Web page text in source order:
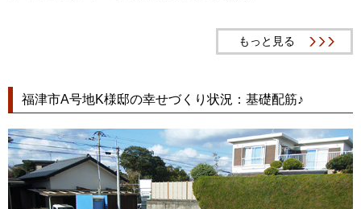
もっと見る
福津市A号地K様邸の幸せづくり状況：基礎配筋♪